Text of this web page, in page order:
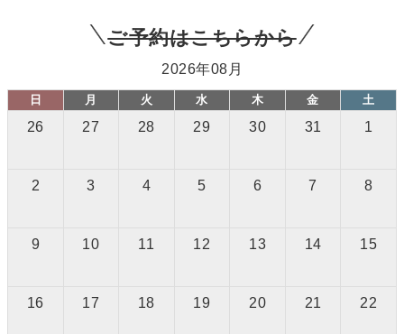
ご予約はこちらから
2026年08月
日 月 火 水 木 金 土
26 27 28 29 30 31 1
2 3 4 5 6 7 8
9 10 11 12 13 14 15
16 17 18 19 20 21 22